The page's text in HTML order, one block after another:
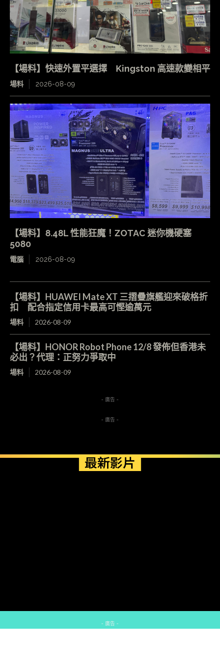
【場料】快速外置平選擇 Kingston 高速款變相平
場料 2026-08-09
【場料】8.48L 性能狂魔！ZOTAC 迷你機硬塞
5080
電腦 2026-08-09
【場料】HUAWEI Mate XT 三摺疊旗艦迎來破格折
扣 配合指定信用卡最高可慳逾萬元
場料 2026-08-09
【場料】HONOR Robot Phone 12/8 發佈但香港未
必出？代理：正努力爭取中
場料 2026-08-09
- 廣告 -
- 廣告 -
最新影片
- 廣告 -